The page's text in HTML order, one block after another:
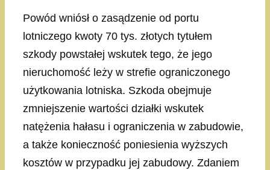
Powód wniósł o zasądzenie od portu
lotniczego kwoty 70 tys. złotych tytułem
szkody powstałej wskutek tego, że jego
nieruchomość leży w strefie ograniczonego
użytkowania lotniska. Szkoda obejmuje
zmniejszenie wartości działki wskutek
natężenia hałasu i ograniczenia w zabudowie,
a także konieczność poniesienia wyższych
kosztów w przypadku jej zabudowy. Zdaniem